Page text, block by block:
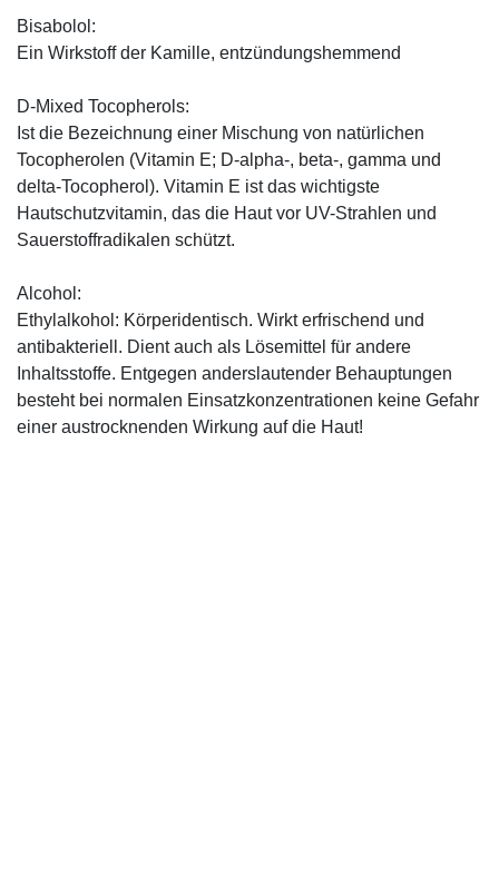
Bisabolol:
Ein Wirkstoff der Kamille, entzündungshemmend
D-Mixed Tocopherols:
Ist die Bezeichnung einer Mischung von natürlichen
Tocopherolen (Vitamin E; D-alpha-, beta-, gamma und
delta-Tocopherol). Vitamin E ist das wichtigste
Hautschutzvitamin, das die Haut vor UV-Strahlen und
Sauerstoffradikalen schützt.
Alcohol:
Ethylalkohol: Körperidentisch. Wirkt erfrischend und
antibakteriell. Dient auch als Lösemittel für andere
Inhaltsstoffe. Entgegen anderslautender Behauptungen
besteht bei normalen Einsatzkonzentrationen keine Gefahr
einer austrocknenden Wirkung auf die Haut!